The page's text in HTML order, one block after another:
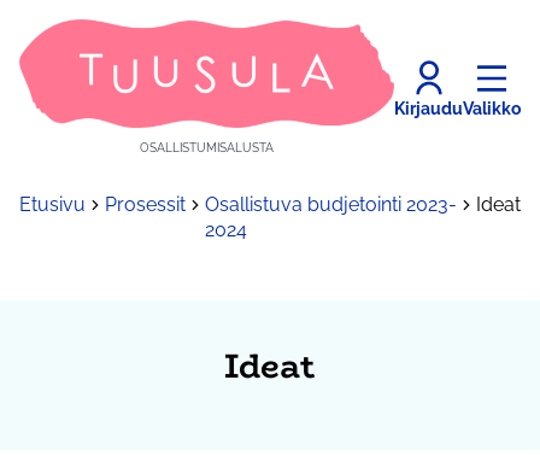
OSALLISTUMISALUSTA
KirjauduValikko
Etusivu Prosessit
Osallistuva budjetointi 2023-
2024
Ideat
Ideat